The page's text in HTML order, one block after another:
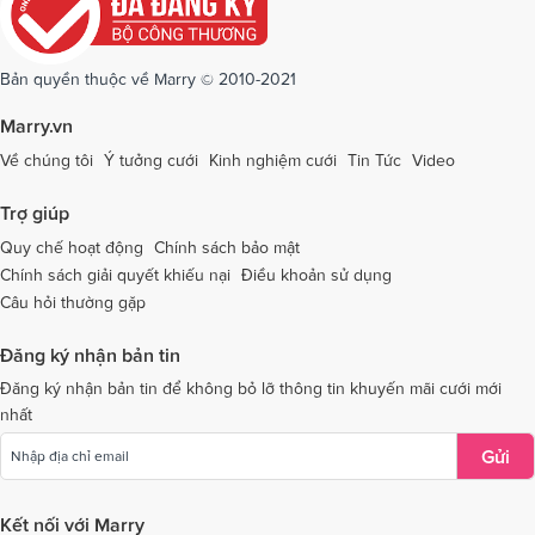
Dịch vụ cưới tại Quảng Ninh
Dịch vụ cưới tại Sóc Trăng Dịch vụ cưới tại Sơn La
Dịch vụ cưới tại Thái Bình Dịch vụ cưới tại Thanh Hóa
Dịch vụ cưới tại Thừa Thiên - Huế
Dịch vụ cưới tại An Giang Dịch vụ cưới tại Trà Vinh
Dịch vụ cưới tại Tuyên Quang
Dịch vụ cưới tại Bà Rịa - Vũng TàuDịch vụ cưới tại Bắc Giang
Dịch vụ cưới tại Bắc Kạn
Bản quyền thuộc về Marry © 2010-2021
Marry.vn
Về chúng tôi Ý tưởng cưới Kinh nghiệm cưới Tin Tức Video
Trợ giúp
Quy chế hoạt động
Chính sách bảo mật
Chính sách giải quyết khiếu nại Điều khoản sử dụng
Câu hỏi thường gặp
Đăng ký nhận bản tin
Đăng ký nhận bản tin để không bỏ lỡ thông tin khuyến mãi cưới mới
nhất
Gửi
Kết nối với Marry